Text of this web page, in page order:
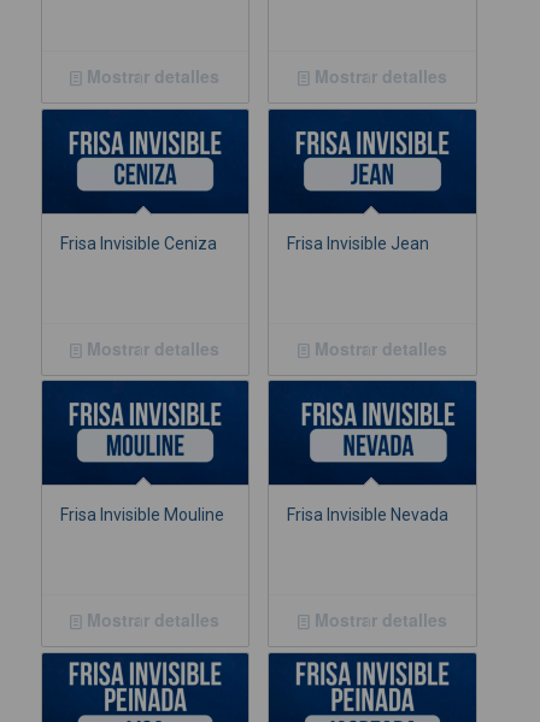
Mostrar detalles Mostrar detalles
Frisa Invisible Ceniza
Mostrar detalles
Frisa Invisible Jean
Mostrar detalles
Frisa Invisible Mouline
Mostrar detalles
Frisa Invisible Nevada
Mostrar detalles